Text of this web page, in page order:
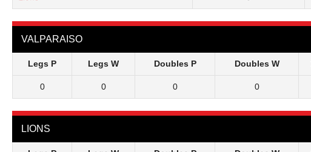
VALPARAISO
Legs P Legs W Doubles P Doubles W
0 0 0 0
LIONS